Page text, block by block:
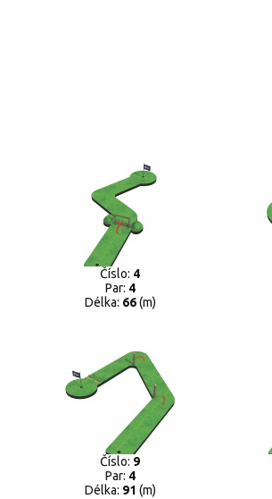
Číslo: 4
Par: 4
Délka: 66(m)
Číslo: 9
Par: 4
Délka: 91 (m)